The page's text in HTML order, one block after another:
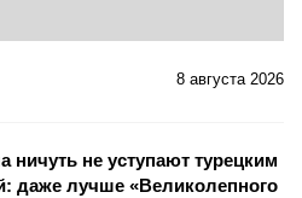
8 августа 2026
ничуть не уступают турецким
даже лучше «Великолепного